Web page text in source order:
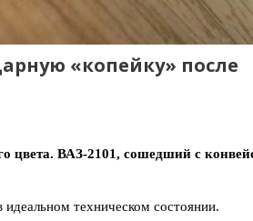
«копейку» после
цвета. ВАЗ-2101, сошедший с
техническом состоянии.